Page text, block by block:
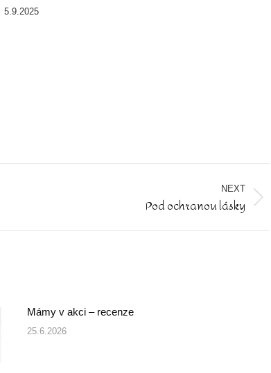
5.9.2025
NEXT
Pod ochranou lásky
Mámy v akci – recenze
25.6.2026